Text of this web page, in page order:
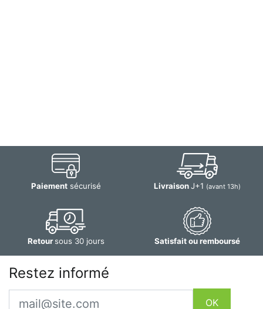
Paiementsécurisé LivraisonJ+1 (avant 13h)
Retoursous 30 jours Satisfait ou remboursé
Restez informé
Email
OK